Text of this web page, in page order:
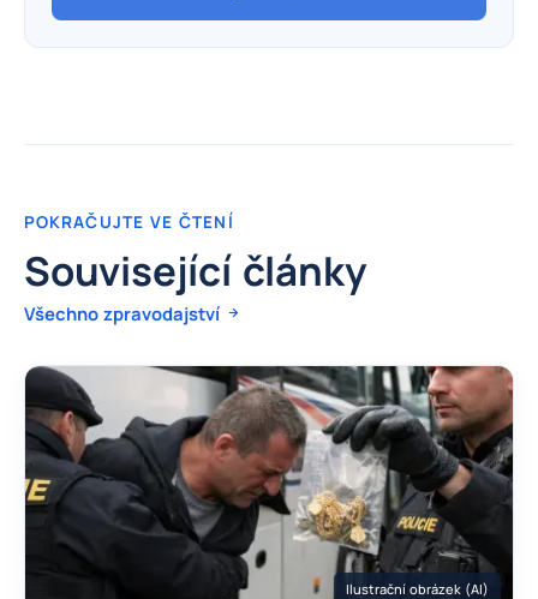
POKRAČUJTE VE ČTENÍ
Související články
Všechno zpravodajství
Ilustrační obrázek (AI)